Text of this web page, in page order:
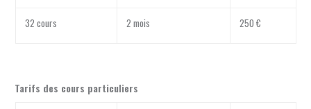
32 cours 2 mois 250 €
Tarifs des cours particuliers